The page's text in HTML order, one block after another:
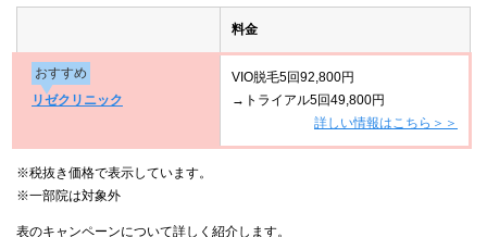
料金
おすすめ
リゼクリニック
VIO脱毛5回92,800円
→トライアル5回49,800円
詳しい情報はこちら＞＞
※税抜き価格で表示しています。
※一部院は対象外
表のキャンペーンについて詳しく紹介します。